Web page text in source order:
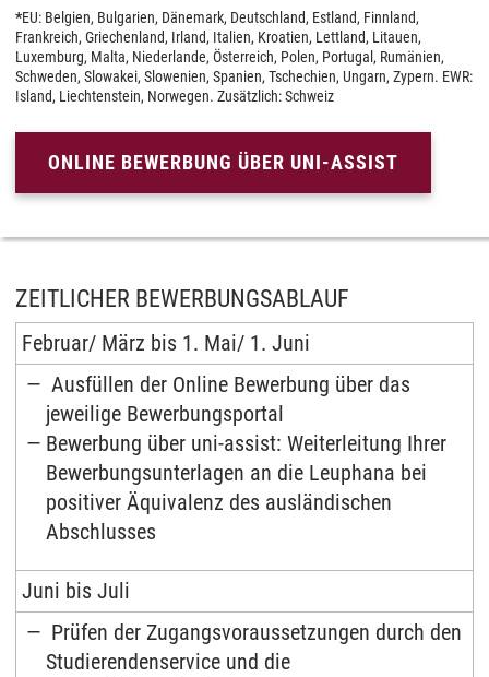
*EU: Belgien, Bulgarien, Dänemark, Deutschland, Estland, Finnland,
Frankreich, Griechenland, Irland, Italien, Kroatien, Lettland, Litauen,
Luxemburg, Malta, Niederlande, Österreich, Polen, Portugal, Rumänien,
Schweden, Slowakei, Slowenien, Spanien, Tschechien, Ungarn, Zypern. EWR:
Island, Liechtenstein, Norwegen. Zusätzlich: Schweiz
ONLINE BEWERBUNG ÜBER UNI-ASSIST
ZEITLICHER BEWERBUNGSABLAUF
Februar/ März bis 1. Mai/ 1. Juni
Ausfüllen der Online Bewerbung über das
jeweilige Bewerbungsportal
Bewerbung über uni-assist: Weiterleitung Ihrer
Bewerbungsunterlagen an die Leuphana bei
positiver Äquivalenz des ausländischen
Abschlusses
Juni bis Juli
Prüfen der Zugangsvoraussetzungen durch den
Studierendenservice und die